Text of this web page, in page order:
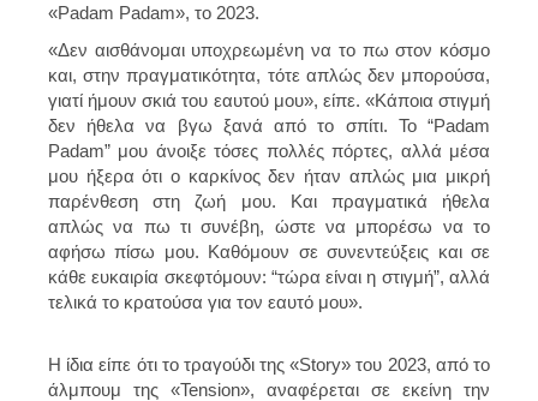
«Padam Padam», το 2023.
«Δεν αισθάνομαι υποχρεωμένη να το πω στον κόσμο
και, στην πραγματικότητα, τότε απλώς δεν μπορούσα,
γιατί ήμουν σκιά του εαυτού μου», είπε. «Κάποια στιγμή
δεν ήθελα να βγω ξανά από το σπίτι. Το “Padam
Padam” μου άνοιξε τόσες πολλές πόρτες, αλλά μέσα
μου ήξερα ότι ο καρκίνος δεν ήταν απλώς μια μικρή
παρένθεση στη ζωή μου. Και πραγματικά ήθελα
απλώς να πω τι συνέβη, ώστε να μπορέσω να το
αφήσω πίσω μου. Καθόμουν σε συνεντεύξεις και σε
κάθε ευκαιρία σκεφτόμουν: “τώρα είναι η στιγμή”, αλλά
τελικά το κρατούσα για τον εαυτό μου».
Η ίδια είπε ότι το τραγούδι της «Story» του 2023, από το
άλμπουμ της «Tension», αναφέρεται σε εκείνη την